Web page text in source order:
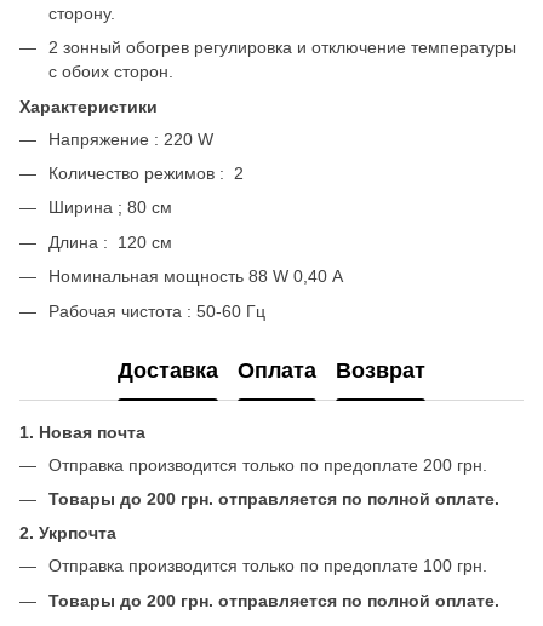
сторону.
2 зонный обогрев регулировка и отключение температуры
с обоих сторон.
Характеристики
Напряжение : 220 W
Количество режимов : 2
Ширина ; 80 см
Длина : 120 см
Номинальная мощность 88 W 0,40 А
Рабочая чистота : 50-60 Гц
Доставка Оплата Возврат
1. Новая почта
Отправка производится только по предоплате 200 грн.
Товары до 200 грн. отправляется по полной оплате.
2. Укрпочта
Отправка производится только по предоплате 100 грн.
Товары до 200 грн. отправляется по полной оплате.